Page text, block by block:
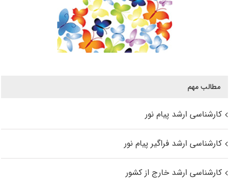
مطالب مهم
کارشناسی ارشد پیام نور
کارشناسی ارشد فراگیر پیام نور
کارشناسی ارشد خارج از کشور